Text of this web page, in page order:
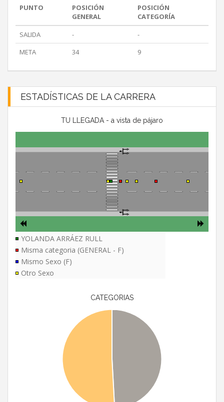
PUNTO
POSICIÓN
GENERAL
POSICIÓN
CATEGORÍA
SALIDA
-
-
META
34 9
ESTADÍSTICAS DE LA CARRERA
TU LLEGADA - a vista de pájaro
YOLANDA ARRÁEZ RULL
Misma categoria (GENERAL - F)
Mismo Sexo (F)
Otro Sexo
CATEGORIAS